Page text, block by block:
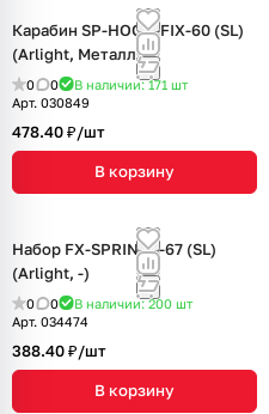
Карабин SP-HOOK-FIX-60 (SL)
(Arlight, Металл)
0 0 В наличии: 171 шт
Арт. 030849
478.40 ₽/шт
В корзину
Набор FX-SPRINGS-67 (SL)
(Arlight, -)
0 0 В наличии: 200 шт
Арт. 034474
388.40 ₽/шт
В корзину